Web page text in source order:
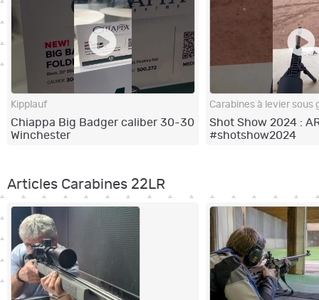
Kipplauf
Chiappa Big Badger caliber 30-30
Winchester
Carabines à levier sous
Shot Show 2024 :
#shotshow2024
Articles Carabines 22LR